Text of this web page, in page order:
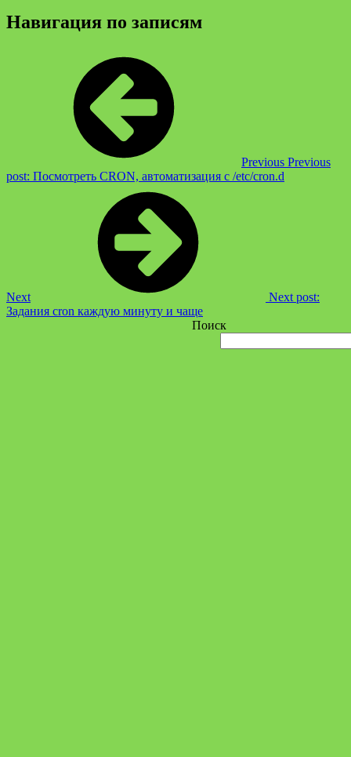
Навигация по записям
Previous Previous
post: Посмотреть CRON, автоматизация с /etc/cron.d
Next
Next post:
Задания cron каждую минуту и чаще
Поиск